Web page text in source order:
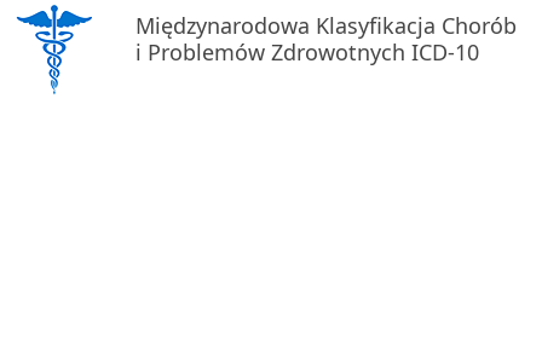
Międzynarodowa Klasyfikacja Chorób
i Problemów Zdrowotnych ICD-10